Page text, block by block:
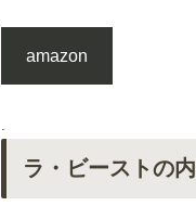
amazon
.
ラ・ビーストの